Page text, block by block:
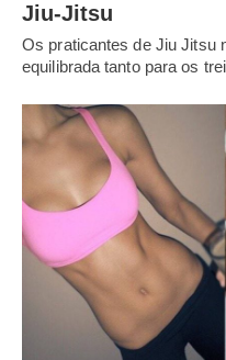
Jiu-Jitsu
Os praticantes de Jiu Jitsu
equilibrada tanto para os